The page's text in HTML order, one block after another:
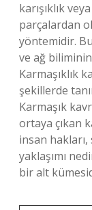
karışıklık
parçalardan
yöntemidir.
ve ağ
Karmaşıklık
şekillerde
Karmaşık
ortaya çıkan
insan hakları,
yaklaşımı
bir alt